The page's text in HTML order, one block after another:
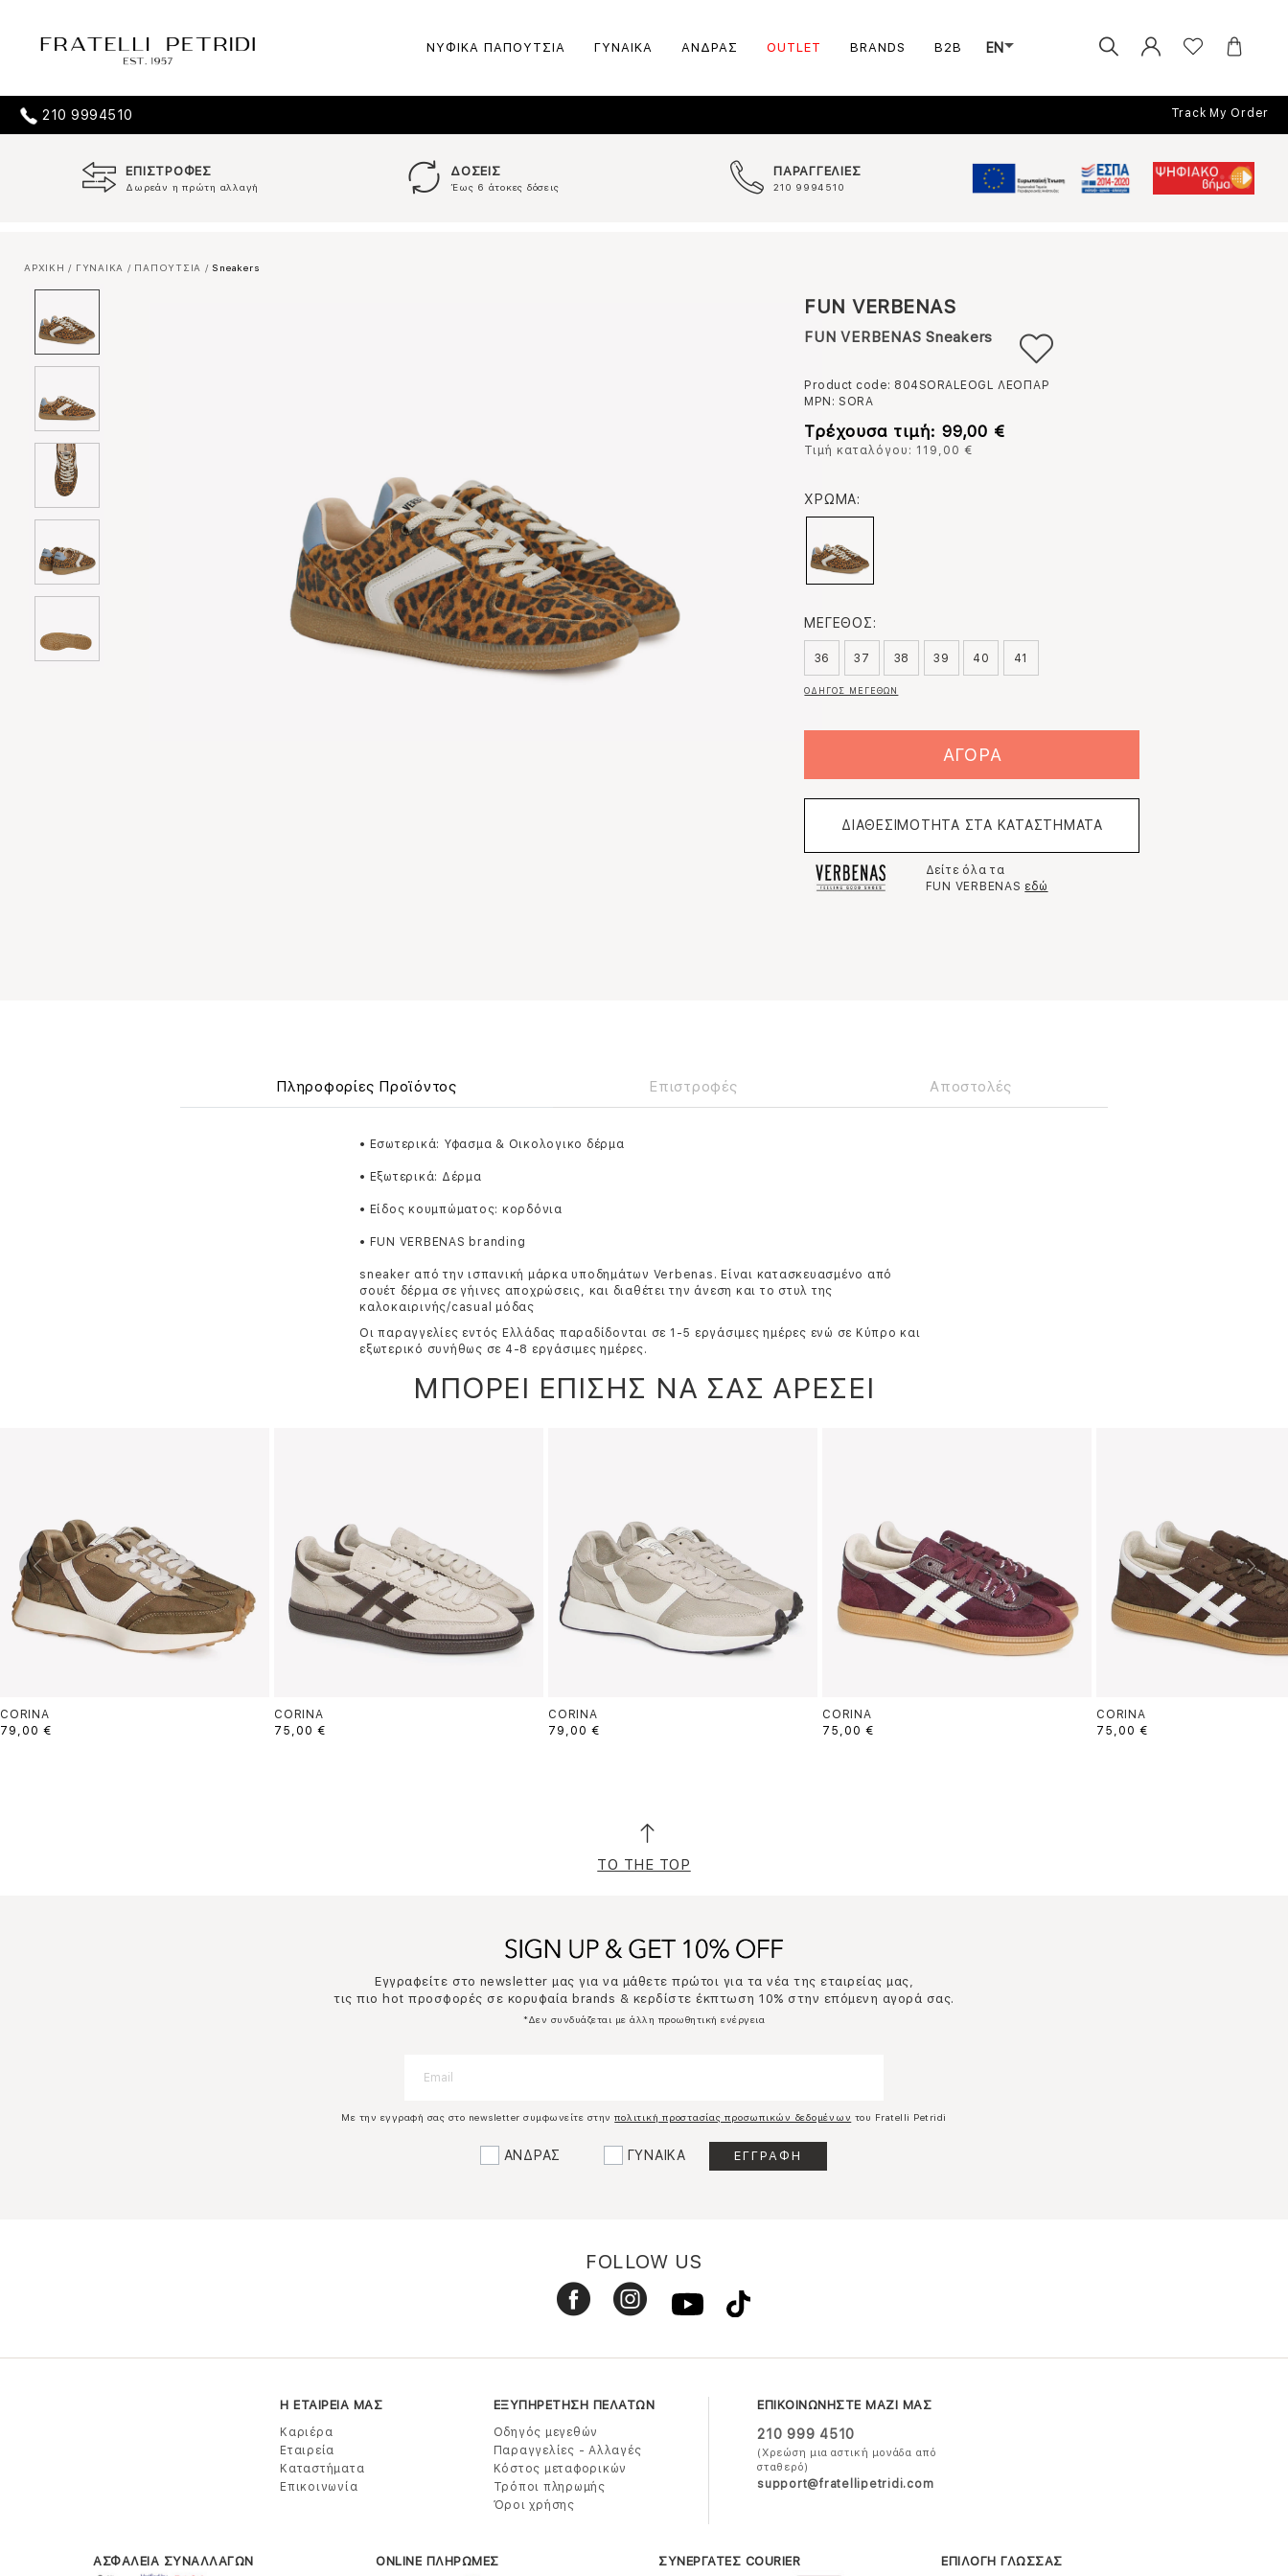
ΝΥΦΙΚΑ ΠΑΠΟΥΤΣΙΑ ΓΥΝΑΙΚΑ ΑΝΔΡΑΣ OUTLET BRANDS B2B EN
210 9994510 Track My Order
ΕΠΙΣΤΡΟΦΕΣ
Δωρεάν η πρώτη αλλαγή
ΔΟΣΕΙΣ
Έως 6 άτοκες δόσεις
ΠΑΡΑΓΓΕΛΙΕΣ
210 9994510
ΑΡΧΙΚΗ / ΓΥΝΑΙΚΑ / ΠΑΠΟΥΤΣΙΑ / Sneakers
FUN VERBENAS
FUN VERBENAS Sneakers
Product code: 804SORALEOGL ΛΕΟΠΑΡ
MPN: SORA
Τρέχουσα τιμή: 99,00 €
Τιμή καταλόγου: 119,00 €
ΧΡΩΜΑ:
ΜΕΓΕΘΟΣ:
36 37 38 39 40 41
ΟΔΗΓΟΣ ΜΕΓΕΘΩΝ
ΑΓΟΡΑ
ΔΙΑΘΕΣΙΜΟΤΗΤΑ ΣΤΑ ΚΑΤΑΣΤΗΜΑΤΑ
Δείτε όλα τα
FUN VERBENAS εδώ
Πληροφορίες Προϊόντος Επιστροφές Αποστολές
• Εσωτερικά: Υφασμα & Οικολογικο δέρμα
• Εξωτερικά: Δέρμα
• Είδος κουμπώματος: κορδόνια
• FUN VERBENAS branding
sneaker από την ισπανική μάρκα υποδημάτων Verbenas. Είναι κατασκευασμένο από
σουέτ δέρμα σε γήινες αποχρώσεις, και διαθέτει την άνεση και το στυλ της
καλοκαιρινής/casual μόδας
Οι παραγγελίες εντός Ελλάδας παραδίδονται σε 1-5 εργάσιμες ημέρες ενώ σε Κύπρο και
εξωτερικό συνήθως σε 4-8 εργάσιμες ημέρες.
ΜΠΟΡΕΙ ΕΠΙΣΗΣ ΝΑ ΣΑΣ ΑΡΕΣΕΙ
CORINA
79,00 €
CORINA
75,00 €
CORINA
79,00 €
CORINA
75,00 €
CORINA
75,00 €
TO THE TOP
Εγγραφείτε στο newsletter μας για να μάθετε πρώτοι για τα νέα της εταιρείας μας,
τις πιο hot προσφορές σε κορυφαία brands & κερδίστε έκπτωση 10% στην επόμενη αγορά σας.
*Δεν συνδυάζεται με άλλη προωθητική ενέργεια
Με την εγγραφή σας στο newsletter συμφωνείτε στηνπολιτική προστασίας προσωπικών δεδομένων του Fratelli Petridi
ΑΝΔΡΑΣ ΓΥΝΑΙΚΑ
FOLLOW US
Η ΕΤΑΙΡΕΙΑ ΜΑΣ
Καριέρα
Εταιρεία
Καταστήματα
Επικοινωνία
ΕΞΥΠΗΡΕΤΗΣΗ ΠΕΛΑΤΩΝ
Οδηγός μεγεθών
Παραγγελίες - Αλλαγές
Κόστος μεταφορικών
Τρόποι πληρωμής
Όροι χρήσης
ΕΠΙΚΟΙΝΩΝΗΣΤΕ ΜΑΖΙ ΜΑΣ
210 999 4510
(Χρεώση μια αστική μονάδα από
σταθερό)
support@fratellipetridi.com
ΑΣΦΑΛΕΙΑ ΣΥΝΑΛΛΑΓΩΝ ONLINE ΠΛΗΡΩΜΕΣ ΣΥΝΕΡΓΑΤΕΣ COURIER ΕΠΙΛΟΓΗ ΓΛΩΣΣΑΣ